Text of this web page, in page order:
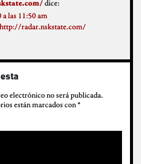
dice:
las 11:50 am
http://radar.nskstate.com/
electrónico no será publicada.
están marcados con*